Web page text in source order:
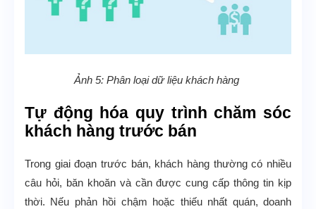
Ảnh 5: Phân loại dữ liệu khách hàng
Tự động hóa quy trình chăm sóc
khách hàng trước bán
Trong giai đoạn trước bán, khách hàng thường có nhiều
câu hỏi, băn khoăn và cần được cung cấp thông tin kịp
thời. Nếu phản hồi chậm hoặc thiếu nhất quán, doanh